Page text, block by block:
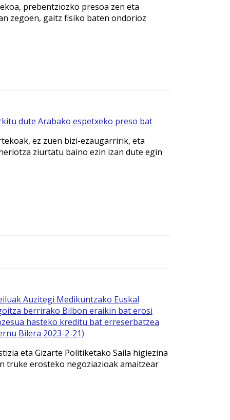
prebentziozko presoa zen eta
zegoen, gaitz fisiko baten ondorioz
dute Arabako espetxeko preso bat
ez zuen bizi-ezaugarririk, eta
ziurtatu baino ezin izan dute egin
Auzitegi Medikuntzako Euskal
berrirako Bilbon eraikin bat erosi
hasteko kreditu bat erreserbatzea
Bilera 2023-2-21)
eta Gizarte Politiketako Saila higiezina
truke erosteko negoziazioak amaitzear